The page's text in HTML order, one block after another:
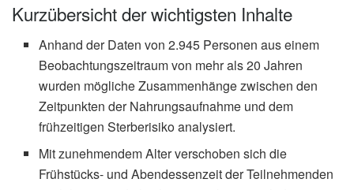
Kurzübersicht der wichtigsten Inhalte
Anhand der Daten von 2.945 Personen aus einem
Beobachtungszeitraum von mehr als 20 Jahren
wurden mögliche Zusammenhänge zwischen den
Zeitpunkten der Nahrungsaufnahme und dem
frühzeitigen Sterberisiko analysiert.
Mit zunehmendem Alter verschoben sich die
Frühstücks- und Abendessenzeit der Teilnehmenden